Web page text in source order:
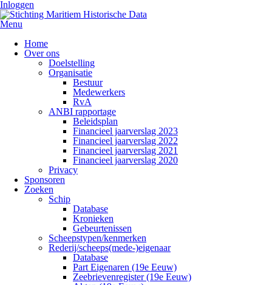
Inloggen
Menu
Home
Over ons
Doelstelling
Organisatie
Bestuur
Medewerkers
RvA
ANBI rapportage
Beleidsplan
Financieel jaarverslag 2023
Financieel jaarverslag 2022
Financieel jaarverslag 2021
Financieel jaarverslag 2020
Privacy
Sponsoren
Zoeken
Schip
Database
Kronieken
Gebeurtenissen
Scheepstypen/kenmerken
Rederij/scheeps(mede-)eigenaar
Database
Part Eigenaren (19e Eeuw)
Zeebrievenregister (19e Eeuw)